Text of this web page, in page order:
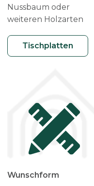
Nussbaum oder
weiteren Holzarten
Tischplatten
Wunschform